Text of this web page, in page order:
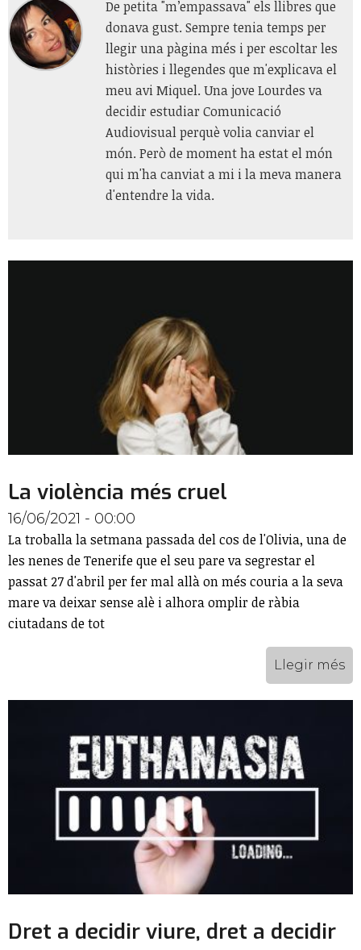
De petita "m’empassava" els llibres que
donava gust. Sempre tenia temps per
llegir una pàgina més i per escoltar les
històries i llegendes que m'explicava el
meu avi Miquel. Una jove Lourdes va
decidir estudiar Comunicació
Audiovisual perquè volia canviar el
món. Però de moment ha estat el món
qui m'ha canviat a mi i la meva manera
d'entendre la vida.
La violència més cruel
16/06/2021 - 00:00
La troballa la setmana passada del cos de l'Olivia, una de
les nenes de Tenerife que el seu pare va segrestar el
passat 27 d'abril per fer mal allà on més couria a la seva
mare va deixar sense alè i alhora omplir de ràbia
ciutadans de tot
Llegir més
Dret a decidir viure, dret a decidir